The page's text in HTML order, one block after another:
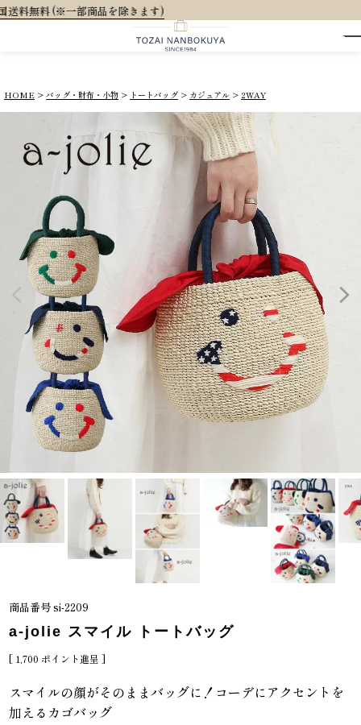
HOME バッグ・財布・小物 トートバッグ カジュアル 2WAY
商品番号si-2209
a-jolie スマイル トートバッグ
[ 1,700 ポイント進呈 ]
スマイルの顔がそのままバッグに！コーデにアクセントを
加えるカゴバッグ